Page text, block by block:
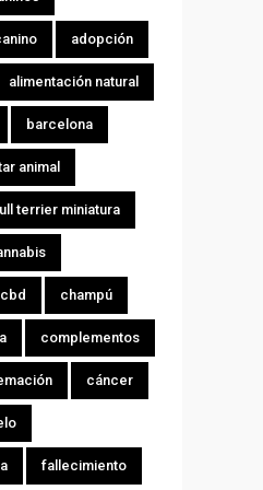
adopción
alimentación natural
barcelona
animal
terrier miniatura
cbd champú
complementos
cáncer
fallecimiento